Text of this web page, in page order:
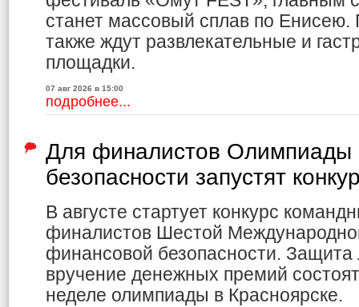
станет массовый сплав по Енисею.
также ждут развлекательные и
площадки.
07 авг 2026 в 15:00
подробнее...
Для финалистов Олимпиады
безопасности запустят
В августе стартует конкурс
финалистов Шестой
финансовой безопасности. Защита
вручение денежных премий
неделе олимпиады в Красноярске.